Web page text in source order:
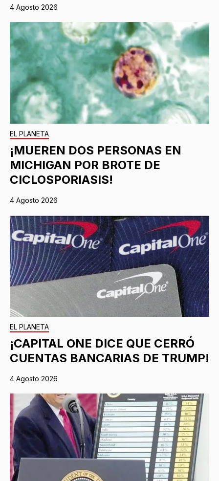
4 Agosto 2026
EL PLANETA
¡MUEREN DOS PERSONAS EN
MICHIGAN POR BROTE DE
CICLOSPORIASIS!
4 Agosto 2026
EL PLANETA
¡CAPITAL ONE DICE QUE CERRÓ
CUENTAS BANCARIAS DE TRUMP!
4 Agosto 2026